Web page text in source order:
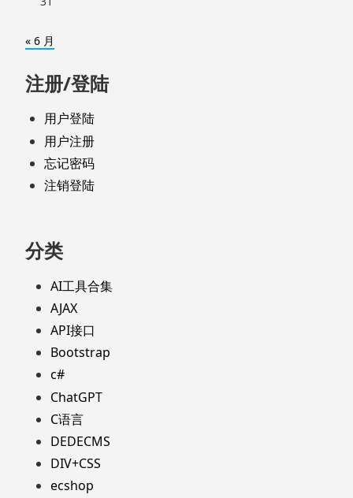
« 6 月
注册/登陆
用户登陆
用户注册
忘记密码
注销登陆
分类
AI工具合集
AJAX
API接口
Bootstrap
c#
ChatGPT
C语言
DEDECMS
DIV+CSS
ecshop